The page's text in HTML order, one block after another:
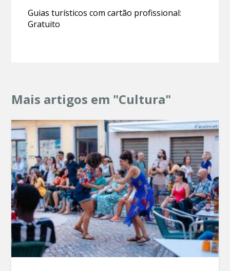
Guias turísticos com cartão profissional:
Gratuito
Mais artigos em "Cultura"